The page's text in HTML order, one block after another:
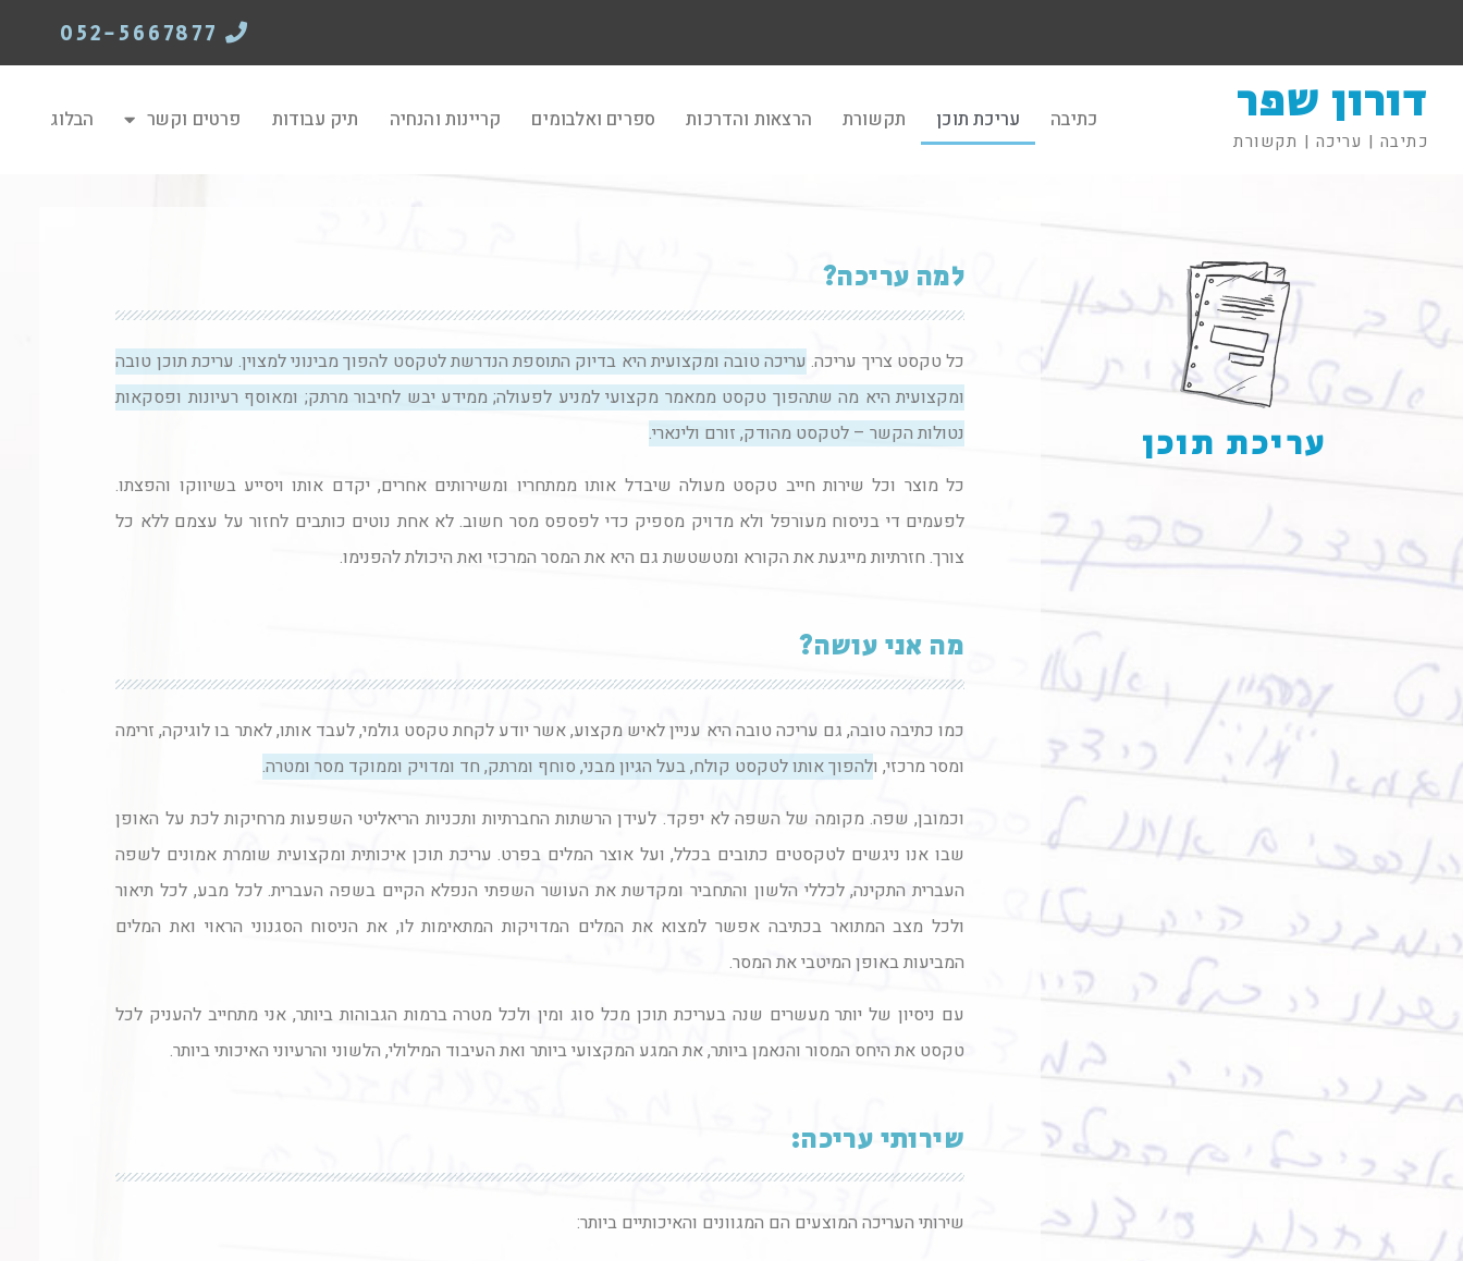
דורון שפר
כתיבה | עריכה | תקשורת
כתיבה עריכת תוכן תקשורת הרצאות והדרכות ספרים ואלבומים קריינות והנחיה תיק עבודות פרטים וקשר הבלוג
עריכת תוכן
למה עריכה?
כל טקסט צריך עריכה. עריכה טובה ומקצועית היא בדיוק התוספת הנדרשת לטקסט להפוך מבינוני למצוין. עריכת תוכן טובה
ומקצועית היא מה שתהפוך טקסט ממאמר מקצועי למניע לפעולה; ממידע יבש לחיבור מרתק; ומאוסף רעיונות ופסקאות
נטולות הקשר – לטקסט מהודק, זורם ולינארי.
כל מוצר וכל שירות חייב טקסט מעולה שיבדל אותו ממתחריו ומשירותים אחרים, יקדם אותו ויסייע בשיווקו והפצתו.
לפעמים די בניסוח מעורפל ולא מדויק מספיק כדי לפספס מסר חשוב. לא אחת נוטים כותבים לחזור על עצמם ללא כל
צורך. חזרתיות מייגעת את הקורא ומטשטשת גם היא את המסר המרכזי ואת היכולת להפנימו.
מה אני עושה?
כמו כתיבה טובה, גם עריכה טובה היא עניין לאיש מקצוע, אשר יודע לקחת טקסט גולמי, לעבד אותו, לאתר בו לוגיקה, זרימה
ומסר מרכזי, ולהפוך אותו לטקסט קולח, בעל הגיון מבני, סוחף ומרתק, חד ומדויק וממוקד מסר ומטרה.
וכמובן, שפה. מקומה של השפה לא יפקד. לעידן הרשתות החברתיות ותכניות הריאליטי השפעות מרחיקות לכת על האופן
שבו אנו ניגשים לטקסטים כתובים בכלל, ועל אוצר המלים בפרט. עריכת תוכן איכותית ומקצועית שומרת אמונים לשפה
העברית התקינה, לכללי הלשון והתחביר ומקדשת את העושר השפתי הנפלא הקיים בשפה העברית. לכל מבע, לכל תיאור
ולכל מצב המתואר בכתיבה אפשר למצוא את המלים המדויקות המתאימות לו, את הניסוח הסגנוני הראוי ואת המלים
המביעות באופן המיטבי את המסר.
עם ניסיון של יותר מעשרים שנה בעריכת תוכן מכל סוג ומין ולכל מטרה ברמות הגבוהות ביותר, אני מתחייב להעניק לכל
טקסט את היחס המסור והנאמן ביותר, את המגע המקצועי ביותר ואת העיבוד המילולי, הלשוני והרעיוני האיכותי ביותר.
שירותי עריכה:
שירותי העריכה המוצעים הם המגוונים והאיכותיים ביותר: